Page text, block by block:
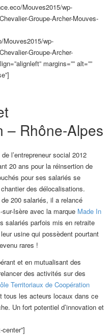
Mouves2015/wp-
Groupe-Archer-Mouves-
Mouves2015/wp-
Groupe-Archer-
margins=”” alt=””
– Rhône-Alpes
l’entrepreneur social 2012
20 ans pour la réinsertion de
pour ses salariés se
des délocalisations.
200 salariés, il a relancé
Isère avec la marque Made In
salariés parfois mis en retraite
usine qui possèdent pourtant
rares !
et en mutualisant des
des activités sur des
Territoriaux de Coopération
tous les acteurs locaux dans ce
Un fort potentiel d’innovation et